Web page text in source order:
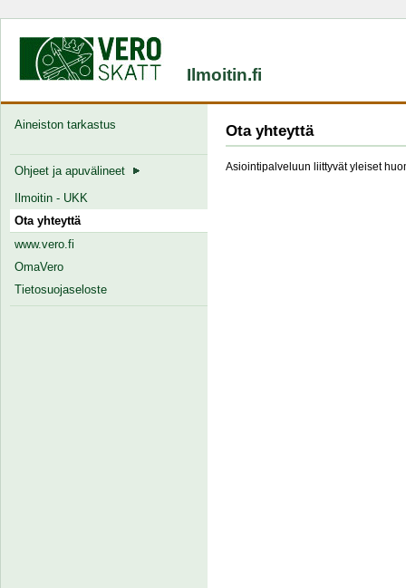
Ilmoitin.fi
Aineiston tarkastus
Ohjeet ja apuvälineet
Ilmoitin - UKK
Ota yhteyttä
www.vero.fi
OmaVero
Tietosuojaseloste
Ota yhteyttä
Asiointipalveluun liittyvät yleiset